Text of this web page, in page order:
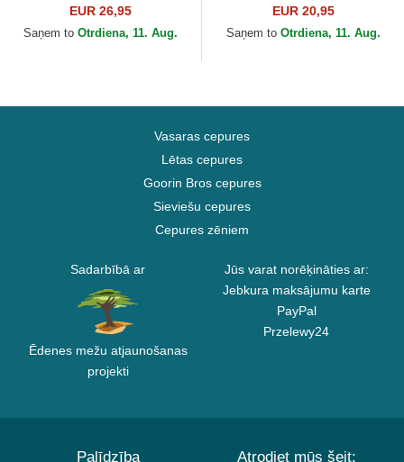
Linen no Djinns
EUR 26,95
Saņem to Otrdiena, 11. Aug.
League Essential no New
York Yankees MLB no New
EUR 20,95
Saņem to Otrdiena, 11. Aug.
Vasaras cepures
Lētas cepures
Goorin Bros cepures
Sieviešu cepures
Cepures zēniem
Sadarbībā ar
Ēdenes mežu atjaunošanas
projekti
Jūs varat norēķināties ar:
Jebkura maksājumu karte
PayPal
Przelewy24
Palīdzība Atrodiet mūs šeit: